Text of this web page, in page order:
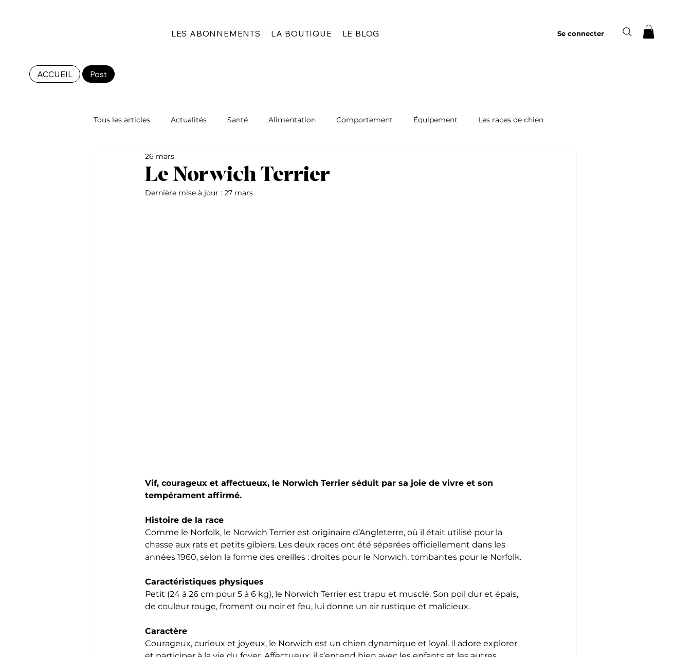
LES ABONNEMENTS LA BOUTIQUE LE BLOG Se connecter
Tous les articles Actualités Santé Alimentation Comportement Équipement Les races de chien
Les races de chat
Le Norwich Terrier
26 mars
Dernière mise à jour : 27 mars
Vif, courageux et affectueux, le Norwich Terrier séduit par sa joie de vivre et son
tempérament affirmé.
Histoire de la race
Comme le Norfolk, le Norwich Terrier est originaire d’Angleterre, où il était utilisé pour la
chasse aux rats et petits gibiers. Les deux races ont été séparées officiellement dans les
années 1960, selon la forme des oreilles : droites pour le Norwich, tombantes pour le Norfolk.
Caractéristiques physiques
Petit (24 à 26 cm pour 5 à 6 kg), le Norwich Terrier est trapu et musclé. Son poil dur et épais,
de couleur rouge, froment ou noir et feu, lui donne un air rustique et malicieux.
Caractère
Courageux, curieux et joyeux, le Norwich est un chien dynamique et loyal. Il adore explorer
ACCUEIL Post